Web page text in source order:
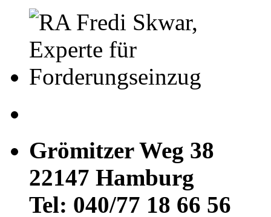
Grömitzer Weg 38
22147 Hamburg
Tel: 040/77 18 66 56